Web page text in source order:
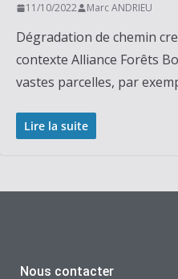
11/10/2022 Marc ANDRIEU
Dégradation de chemin
contexte Alliance Forêts
vastes parcelles, par
Lire la suite
Nous contacter